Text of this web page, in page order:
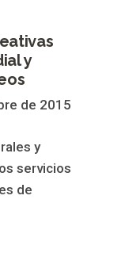
y
de 2015
y
servicios
de